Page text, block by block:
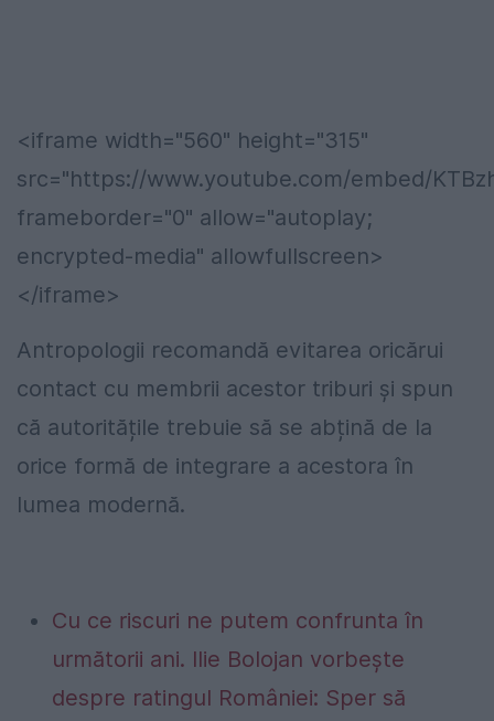
<iframe width="560" height="315"
src="https://www.youtube.com/embed/
frameborder="0" allow="autoplay;
encrypted-media" allowfullscreen>
</iframe>
Antropologii recomandă evitarea oricărui
contact cu membrii acestor triburi și spun
că autoritățile trebuie să se abțină de la
orice formă de integrare a acestora în
lumea modernă.
Cu ce riscuri ne putem confrunta în
următorii ani. Ilie Bolojan vorbește
despre ratingul României: Sper să